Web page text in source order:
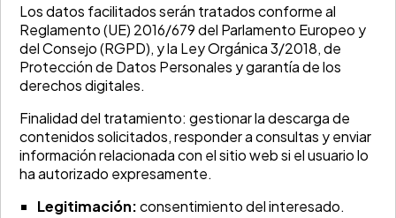
Los datos facilitados serán tratados conforme al
Reglamento (UE) 2016/679 del Parlamento Europeo y
del Consejo (RGPD), y la Ley Orgánica 3/2018, de
Protección de Datos Personales y garantía de los
derechos digitales.
Finalidad del tratamiento: gestionar la descarga de
contenidos solicitados, responder a consultas y enviar
información relacionada con el sitio web si el usuario lo
ha autorizado expresamente.
Legitimación:consentimiento del interesado.